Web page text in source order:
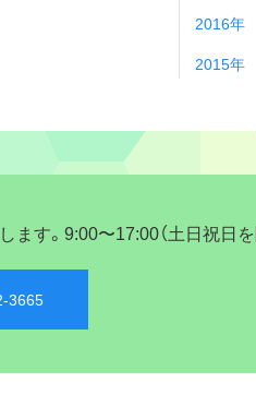
2016年
2015年
す。9:00〜17:00（土日祝日を
3665